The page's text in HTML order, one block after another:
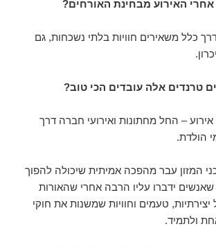
האירוע מבחינת האורחים?
כלל משאירים חוויות בלתי נשכחות, גם
טרנדים אלה עובדים הכי טוב?
– החל מחתונות ואירועי חברה דרך
הולדת.
המזון עבר מהפכה אמיתית שיכולה להפוך
ידברו עליו הרבה אחרי שהאורות
יצירתיות, טעמים וחוויות שמשנות את חוקי
ולתמיד.